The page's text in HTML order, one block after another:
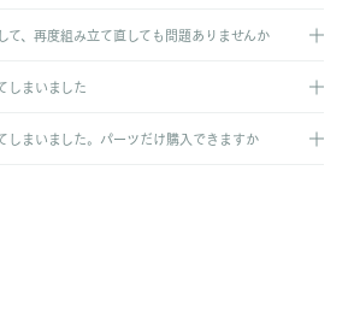
て、再度組み立て直しても問題ありませんか
しまいました
しまいました。パーツだけ購入できますか